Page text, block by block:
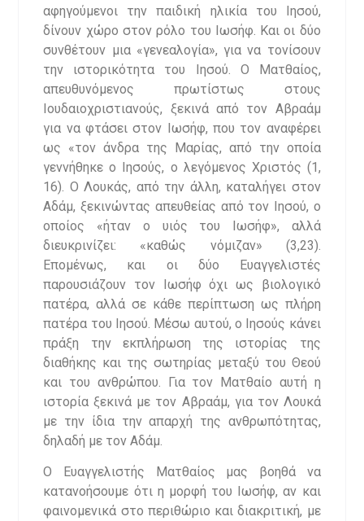
αφηγούμενοι την παιδική ηλικία του Ιησού,
δίνουν χώρο στον ρόλο του Ιωσήφ. Και οι δύο
συνθέτουν μια «γενεαλογία», για να τονίσουν
την ιστορικότητα του Ιησού. Ο Ματθαίος,
απευθυνόμενος πρωτίστως στους
Ιουδαιοχριστιανούς, ξεκινά από τον Αβραάμ
για να φτάσει στον Ιωσήφ, που τον αναφέρει
ως «τον άνδρα της Μαρίας, από την οποία
γεννήθηκε ο Ιησούς, ο λεγόμενος Χριστός (1,
16). Ο Λουκάς, από την άλλη, καταλήγει στον
Αδάμ, ξεκινώντας απευθείας από τον Ιησού, ο
οποίος «ήταν ο υιός του Ιωσήφ», αλλά
διευκρινίζει: «καθώς νόμιζαν» (3,23).
Επομένως, και οι δύο Ευαγγελιστές
παρουσιάζουν τον Ιωσήφ όχι ως βιολογικό
πατέρα, αλλά σε κάθε περίπτωση ως πλήρη
πατέρα του Ιησού. Μέσω αυτού, ο Ιησούς κάνει
πράξη την εκπλήρωση της ιστορίας της
διαθήκης και της σωτηρίας μεταξύ του Θεού
και του ανθρώπου. Για τον Ματθαίο αυτή η
ιστορία ξεκινά με τον Αβραάμ, για τον Λουκά
με την ίδια την απαρχή της ανθρωπότητας,
δηλαδή με τον Αδάμ.
Ο Ευαγγελιστής Ματθαίος μας βοηθά να
κατανοήσουμε ότι η μορφή του Ιωσήφ, αν και
φαινομενικά στο περιθώριο και διακριτική, με